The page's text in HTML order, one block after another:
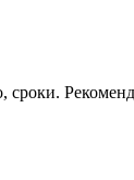
сроки.